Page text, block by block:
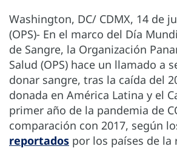
Washington, DC/ CDMX, 14 de
(OPS)- En el marco del Día
de Sangre, la Organización
Salud (OPS) hace un llamado a
donar sangre, tras la caída del
donada en América Latina y el
primer año de la pandemia de
comparación con 2017, según
reportados por los países de la